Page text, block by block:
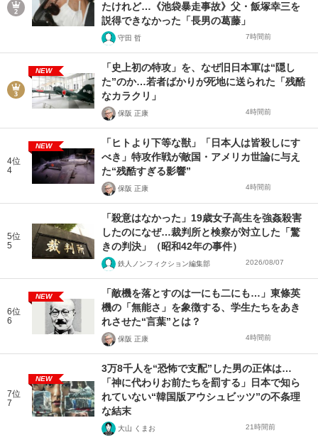
たけれど…《池袋暴走事故》父・飯塚幸三を
説得できなかった「長男の葛藤」
守田 哲 7時間前
NEW
「史上初の特攻」を、なぜ旧日本軍は“隠し
た”のか…若者ばかりが死地に送られた「残酷
なカラクリ」
保阪 正康 4時間前
4位
4
NEW
「ヒトより下等な獣」「日本人は皆殺しにす
べき」特攻作戦が敵国・アメリカ世論に与え
た“残酷すぎる影響”
保阪 正康 4時間前
5位
5
「殺意はなかった」19歳女子高生を強姦殺害
したのになぜ…裁判所と検察が対立した「驚
きの判決」（昭和42年の事件）
鉄人ノンフィクション編集部 2026/08/07
6位
6
NEW
「敵機を落とすのは一にも二にも…」東條英
機の「無能さ」を象徴する、学生たちをあき
れさせた“言葉”とは？
保阪 正康 4時間前
7位
7
NEW
3万8千人を“恐怖で支配”した男の正体は…
「神に代わりお前たちを罰する」日本で知ら
れていない“韓国版アウシュビッツ”の不条理
な結末
大山 くまお 21時間前